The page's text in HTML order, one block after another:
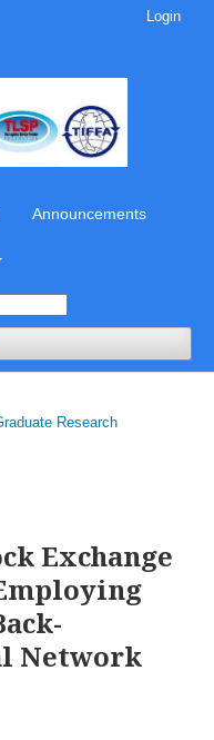
Announcements
Login
Research
Exchange
Network